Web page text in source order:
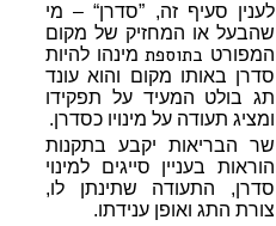
לענין סעיף זה, ”סדרן“ – מי
שהבעל או המחזיק של מקום
המפורט בתוספת מינהו להיות
סדרן באותו מקום והוא עונד
תג בולט המעיד על תפקידו
ומציג תעודה על מינויו כסדרן.
שר הבריאות יקבע בתקנות
הוראות בעניין סייגים למינוי
סדרן, התעודה שתינתן לו,
צורת התג ואופן ענידתו.